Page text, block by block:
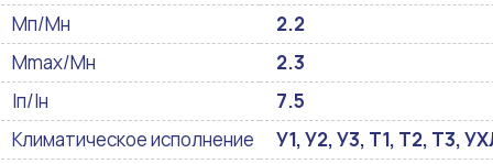
Мп/Мн
2.2
Mmax/Mн
2.3
Iп/Iн
7.5
Климатическое исполнение
У1, У2, У3, Т1, Т2, Т3,